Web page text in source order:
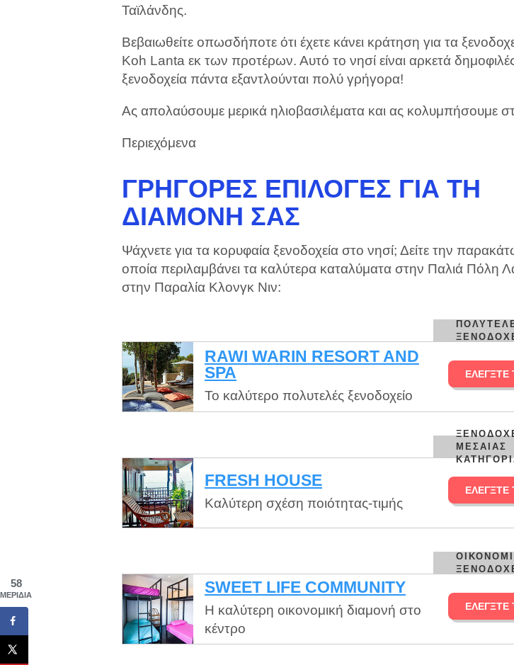
Ταϊλάνδης.
Βεβαιωθείτε οπωσδήποτε ότι έχετε κάνει κράτηση για τα
Koh Lanta εκ των προτέρων. Αυτό το νησί είναι αρκετά
ξενοδοχεία πάντα εξαντλούνται πολύ γρήγορα!
Ας απολαύσουμε μερικά ηλιοβασιλέματα και ας κολυμπήσουμε
Περιεχόμενα
ΓΡΉΓΟΡΕΣ ΕΠΙΛΟΓΈΣ ΓΙΑ ΤΗ
ΔΙΑΜΟΝΉ ΣΑΣ
Ψάχνετε για τα κορυφαία ξενοδοχεία στο νησί; Δείτε την
οποία περιλαμβάνει τα καλύτερα καταλύματα στην Παλιά Πόλη
στην Παραλία Κλονγκ Νιν:
RAWI WARIN RESORT AND
SPA
Το καλύτερο πολυτελές ξενοδοχείο
ΕΛΈΓΞΤΕ
ΜΕΣΑΊΑΣ
FRESH HOUSE
Καλύτερη σχέση ποιότητας-τιμής
ΕΛΈΓΞΤΕ
SWEET LIFE COMMUNITY
Η καλύτερη οικονομική διαμονή στο
κέντρο
ΕΛΈΓΞΤΕ
58
ΜΕΡΊΔΙΑ